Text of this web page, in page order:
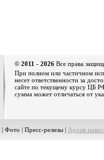
© 2011 - 2026 Все права
При полном или частичном
несет ответственности за
сайте по текущему курсу ЦБ
сумма может отличаться от
| Фото | Пресс-релизы | Архив